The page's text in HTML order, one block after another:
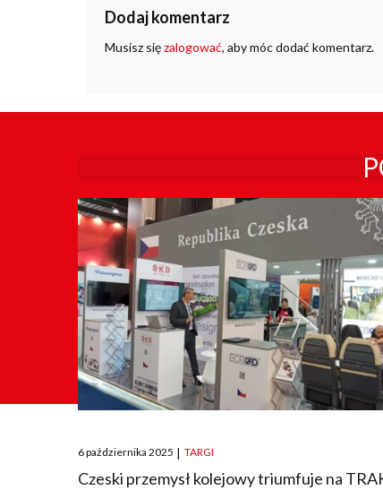
Dodaj komentarz
Musisz sięzalogować, aby móc dodać komentarz.
Posted
on
6 października 2025 | TARGI
Czeski przemysł kolejowy triumfuje na